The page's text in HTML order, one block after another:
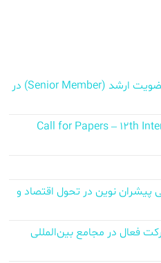
سمینار مجازی «مسیر ارتقاء به عضویت ارشد (Senior Member) در
Call for Papers – 12th
نوین در تحول اقتصاد و
فعال در مجامع بین‌المللی